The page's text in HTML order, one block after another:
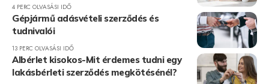
4 PERC OLVASÁSI IDŐ
Gépjármű adásvételi szerződés és
tudnivalói
13 PERC OLVASÁSI IDŐ
Albérlet kisokos-Mit érdemes tudni egy
lakásbérleti szerződés megkötésénél?